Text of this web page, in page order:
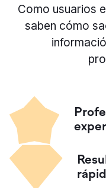
Como usuarios
saben cómo